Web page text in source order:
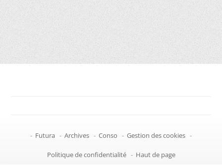
- Futura - Archives - Conso - Gestion des cookies -
Politique de confidentialité - Haut de page